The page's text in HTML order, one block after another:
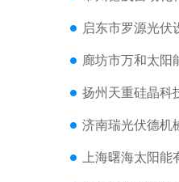
启东市罗源光伏
廊坊市万和太阳
扬州天重硅晶科
济南瑞光伏德机
上海曙海太阳能